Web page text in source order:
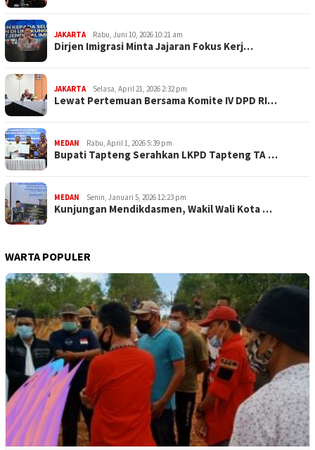
JAKARTA Rabu, Juni 10, 2026 10:21 am
Dirjen Imigrasi Minta Jajaran Fokus Kerj…
JAKARTA Selasa, April 21, 2026 2:32 pm
Lewat Pertemuan Bersama Komite IV DPD RI…
MEDAN Rabu, April 1, 2026 5:39 pm
Bupati Tapteng Serahkan LKPD Tapteng TA …
MEDAN Senin, Januari 5, 2026 12:23 pm
Kunjungan Mendikdasmen, Wakil Wali Kota …
WARTA POPULER